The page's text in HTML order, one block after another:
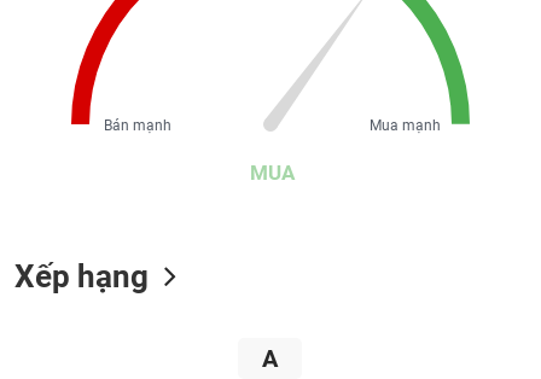
MUA
Mua mạnh
Bán mạnh
Xếp hạng
A
TIÊU